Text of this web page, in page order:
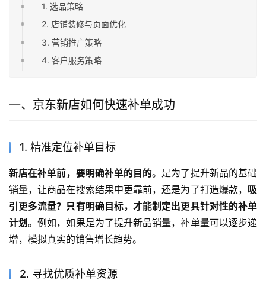
1. 选品策略
2. 店铺装修与页面优化
3. 营销推广策略
4. 客户服务策略
一、京东新店如何快速补单成功
1. 精准定位补单目标
新店在补单前，要明确补单的目的。是为了提升新品的基础
销量，让商品在搜索结果中更靠前，还是为了打造爆款， 吸
引更多流量？只有明确目标，才能制定出更具针对性的补单
计划。例如，如果是为了提升新品销量，补单量可以逐步递
增，模拟真实的销售增长趋势。
2. 寻找优质补单资源